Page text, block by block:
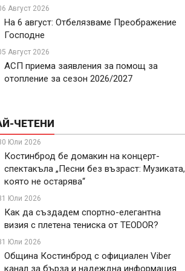
Август 2026
На 6 август: Отбелязваме Преображение
Господне
Август 2026
АСП приема заявления за помощ за
отопление за сезон 2026/2027
ЧЕТЕНИ
Юли 2026
Костинброд бе домакин на концерт-
спектакъла „Песни без възраст: Музиката,
която не остарява“
Юли 2026
Как да създадем спортно-елегантна
визия с плетена тениска от TEODOR?
Юли 2026
Община Костинброд с официален Viber
канал за бърза и надеждна информация